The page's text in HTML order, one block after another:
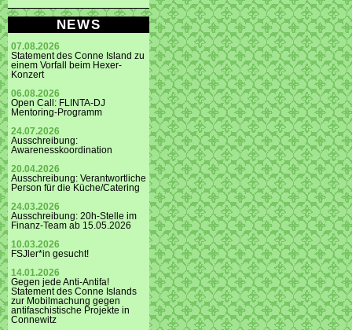
NEWS
07.08.2026
Statement des Conne Island zu
einem Vorfall beim Hexer-
Konzert
06.08.2026
Open Call: FLINTA-DJ
Mentoring-Programm
24.07.2026
Ausschreibung:
Awarenesskoordination
20.04.2026
Ausschreibung: Verantwortliche
Person für die Küche/Catering
24.03.2026
Ausschreibung: 20h-Stelle im
Finanz-Team ab 15.05.2026
10.03.2026
FSJler*in gesucht!
14.01.2026
Gegen jede Anti-Antifa!
Statement des Conne Islands
zur Mobilmachung gegen
antifaschistische Projekte in
Connewitz